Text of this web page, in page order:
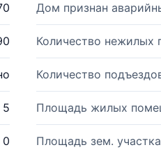
Дом признан
Количество нежилых
Количество
5 Площадь жилых
0 Площадь зем.